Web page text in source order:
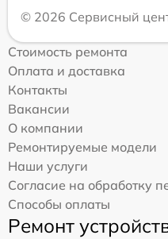
© 2026 Сервисный
Стоимость ремонта
Оплата и доставка
Контакты
Вакансии
О компании
Ремонтируемые модели
Наши услуги
Согласие на обработку
Способы оплаты
Ремонт